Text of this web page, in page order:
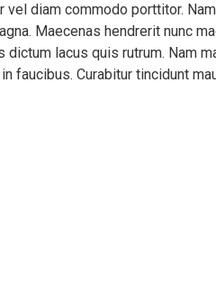
diam commodo porttitor.
Maecenas hendrerit nunc
lacus quis rutrum. Nam
faucibus. Curabitur tincidunt